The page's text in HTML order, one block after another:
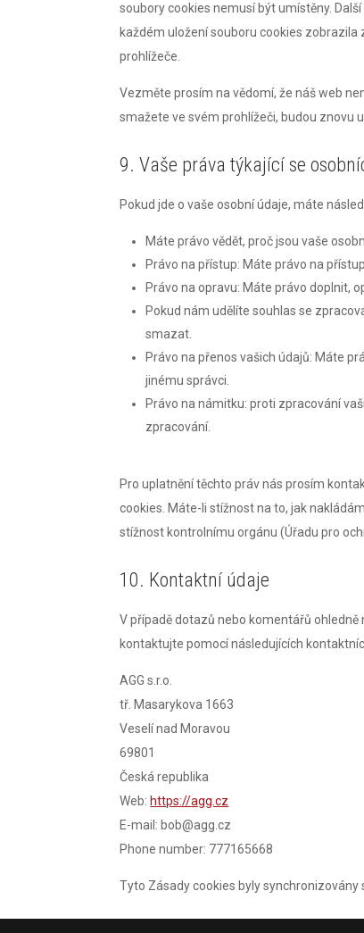
soubory cookies nemusí být umístěny.
každém uložení souboru cookies
prohlížeče.
Vezměte prosím na vědomí, že náš web
smažete ve svém prohlížeči, budou znovu
9. Vaše práva týkající se
Pokud jde o vaše osobní údaje, máte
Máte právo vědět, proč jsou vaše
Právo na přístup: Máte právo na
Právo na opravu: Máte právo doplnit,
Pokud nám udělíte souhlas se
smazat.
Právo na přenos vašich údajů: Máte
jinému správci.
Právo na námitku: proti zpracování
zpracování.
Pro uplatnění těchto práv nás prosím
cookies. Máte-li stížnost na to, jak
stížnost kontrolnímu orgánu (Úřadu pro
10. Kontaktní údaje
V případě dotazů nebo komentářů
kontaktujte pomocí následujících
AGG s.r.o.
tř. Masarykova 1663
Veselí nad Moravou
69801
Česká republika
Web: https://agg.cz
E-mail: bob@agg.cz
Phone number: 777165668
Tyto Zásady cookies byly synchronizovány